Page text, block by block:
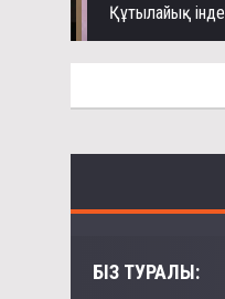
Құтылайық
БІЗ ТУРАЛЫ: